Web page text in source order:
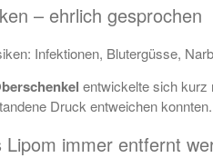
– ehrlich gesprochen
Infektionen, Blutergüsse,
entwickelte sich kurz
Druck entweichen konnten.
immer entfernt